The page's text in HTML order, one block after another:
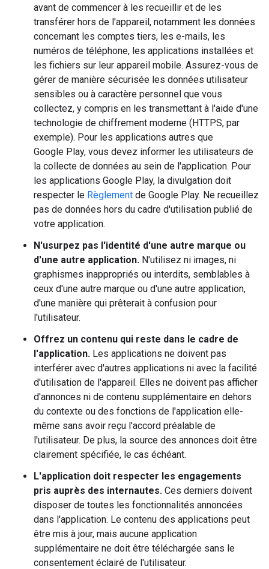
avant de commencer à les recueillir et de les
transférer hors de l'appareil, notamment les données
concernant les comptes tiers, les e-mails, les
numéros de téléphone, les applications installées et
les fichiers sur leur appareil mobile. Assurez-vous de
gérer de manière sécurisée les données utilisateur
sensibles ou à caractère personnel que vous
collectez, y compris en les transmettant à l'aide d'une
technologie de chiffrement moderne (HTTPS, par
exemple). Pour les applications autres que
Google Play, vous devez informer les utilisateurs de
la collecte de données au sein de l'application. Pour
les applications Google Play, la divulgation doit
respecter le Règlement de Google Play. Ne recueillez
pas de données hors du cadre d'utilisation publié de
votre application.
N'usurpez pas l'identité d'une autre marque ou
d'une autre application. N'utilisez ni images, ni
graphismes inappropriés ou interdits, semblables à
ceux d'une autre marque ou d'une autre application,
d'une manière qui prêterait à confusion pour
l'utilisateur.
Offrez un contenu qui reste dans le cadre de
l'application. Les applications ne doivent pas
interférer avec d'autres applications ni avec la facilité
d'utilisation de l'appareil. Elles ne doivent pas afficher
d'annonces ni de contenu supplémentaire en dehors
du contexte ou des fonctions de l'application elle-
même sans avoir reçu l'accord préalable de
l'utilisateur. De plus, la source des annonces doit être
clairement spécifiée, le cas échéant.
L'application doit respecter les engagements
pris auprès des internautes. Ces derniers doivent
disposer de toutes les fonctionnalités annoncées
dans l'application. Le contenu des applications peut
être mis à jour, mais aucune application
supplémentaire ne doit être téléchargée sans le
consentement éclairé de l'utilisateur.